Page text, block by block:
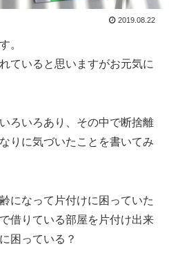
2019.08.22
。
ていると思いますがお元気に
ろいろあり、その中で断捨離
りに気づいたことを書いてみ
になって片付けに困っていた
借りている部屋を片付け出来
困っている？